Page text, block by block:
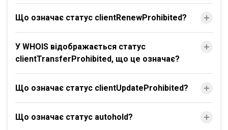
Що означає статус clientRenewProhibited?
У WHOIS відображається статус
clientTransferProhibited, що це означає?
Що означає статус clientUpdateProhibited?
Що означає статус autohold?